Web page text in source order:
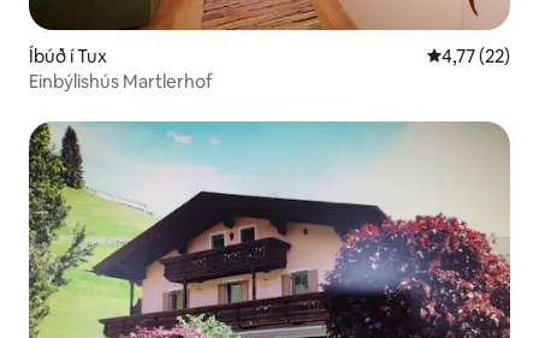
Íbúð í Tux 4,77 af 5 í
4,77 (22)
Einbýlishús Martlerhof